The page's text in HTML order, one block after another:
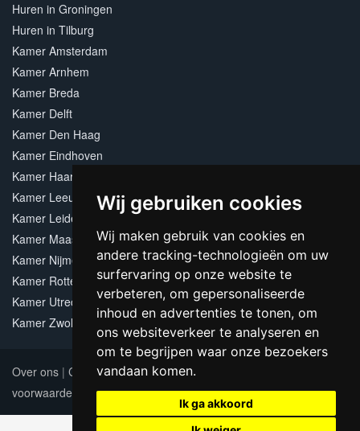
Wij gebruiken cookies
Wij maken gebruik van cookies en
andere tracking-technologieën om uw
surfervaring op onze website te
verbeteren, om gepersonaliseerde
inhoud en advertenties te tonen, om
ons websiteverkeer te analyseren en
om te begrijpen waar onze bezoekers
vandaan komen.
Ik ga akkoord
Huren in Groningen
Huren in Tilburg
Kamer Amsterdam
Kamer Arnhem
Kamer Breda
Kamer Delft
Kamer Den Haag
Kamer Eindhoven
Kamer Haarlem
Kamer Leeuwarden
Kamer Leiden
Kamer Maastricht
Kamer Nijmegen
Kamer Rotterdam
Kamer Utrecht
Kamer Zwolle
Over ons | Contact|Adverteren|Sitemap
voorwaarden
Update cookies preferences